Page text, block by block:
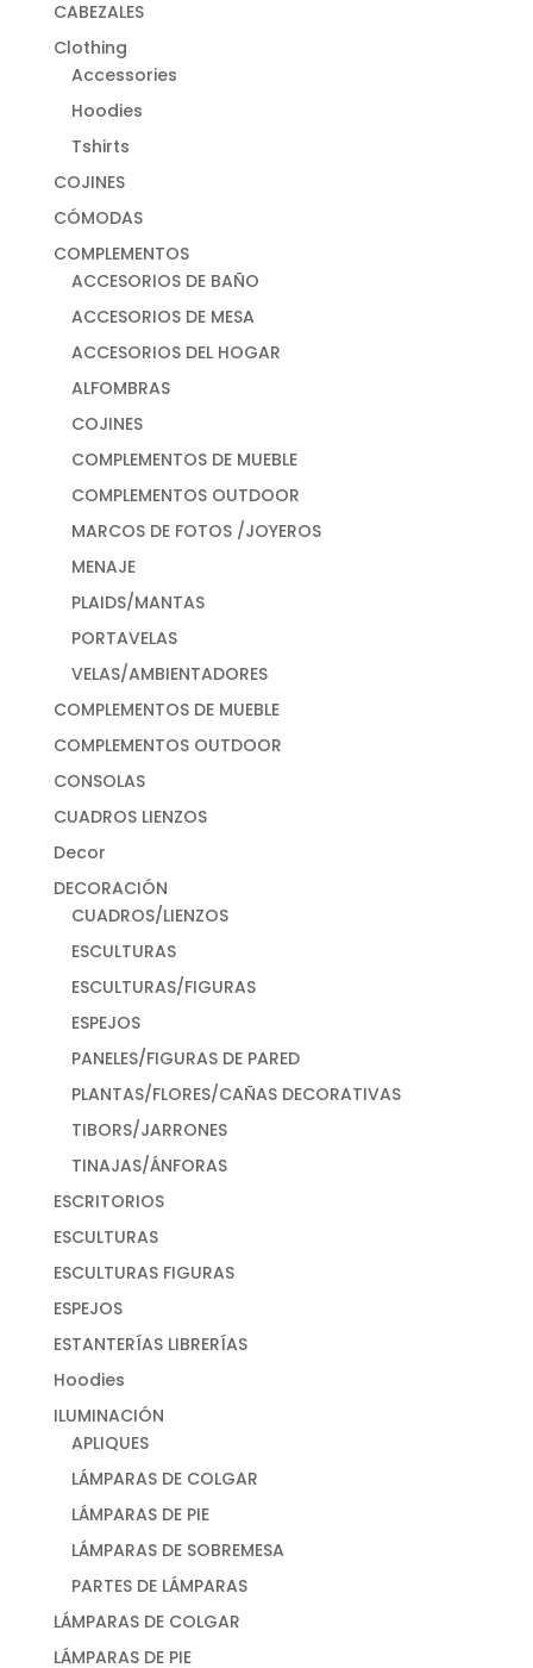
CABEZALES
Clothing
Accessories
Hoodies
Tshirts
COJINES
CÓMODAS
COMPLEMENTOS
ACCESORIOS DE BAÑO
ACCESORIOS DE MESA
ACCESORIOS DEL HOGAR
ALFOMBRAS
COJINES
COMPLEMENTOS DE MUEBLE
COMPLEMENTOS OUTDOOR
MARCOS DE FOTOS /JOYEROS
MENAJE
PLAIDS/MANTAS
PORTAVELAS
VELAS/AMBIENTADORES
COMPLEMENTOS DE MUEBLE
COMPLEMENTOS OUTDOOR
CONSOLAS
CUADROS LIENZOS
Decor
DECORACIÓN
CUADROS/LIENZOS
ESCULTURAS
ESCULTURAS/FIGURAS
ESPEJOS
PANELES/FIGURAS DE PARED
PLANTAS/FLORES/CAÑAS DECORATIVAS
TIBORS/JARRONES
TINAJAS/ÁNFORAS
ESCRITORIOS
ESCULTURAS
ESCULTURAS FIGURAS
ESPEJOS
ESTANTERÍAS LIBRERÍAS
Hoodies
ILUMINACIÓN
APLIQUES
LÁMPARAS DE COLGAR
LÁMPARAS DE PIE
LÁMPARAS DE SOBREMESA
PARTES DE LÁMPARAS
LÁMPARAS DE COLGAR
LÁMPARAS DE PIE